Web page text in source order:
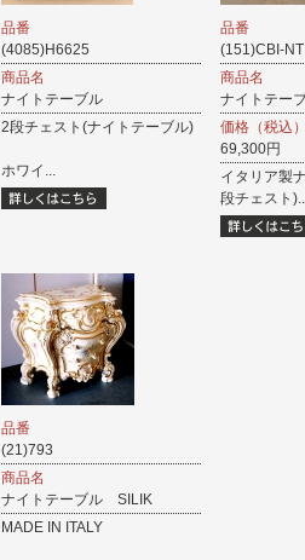
品番
(4085)H6625
商品名
ナイトテーブル
2段チェスト(ナイトテーブル)
ホワイ...
品番
(151)CBI-NT
商品名
ナイトテー
価格（税込
69,300円
イタリア製
段チェスト
品番
(21)793
商品名
ナイトテーブル SILIK
MADE IN ITALY